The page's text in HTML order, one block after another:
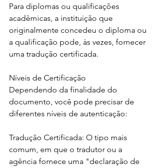
Para diplomas ou qualificações
acadêmicas, a instituição que
originalmente concedeu o diploma ou
a qualificação pode, às vezes, fornecer
uma tradução certificada.
Níveis de Certificação
Dependendo da finalidade do
documento, você pode precisar de
diferentes níveis de autenticação:
Tradução Certificada: O tipo mais
comum, em que o tradutor ou a
agência fornece uma "declaração de